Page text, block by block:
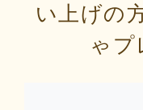
い上げの
ゃプ